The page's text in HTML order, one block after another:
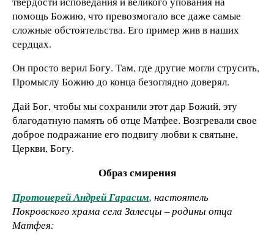
помощь Божию, что превозмогало все даже самые
сложные обстоятельства. Его пример жив в наших
сердцах.
Он просто верил Богу. Там, где другие могли струсить,
Промыслу Божию до конца безоглядно доверял.
Дай Бог, чтобы мы сохранили этот дар Божий, эту
благодатную память об отце Матфее. Возгревали свое
доброе подражание его подвигу любви к святыне,
Церкви, Богу.
Образ смирения
Протоиерей Андрей Гарасим, настоятель
Покровского храма села Залесцы – родины отца
Матфея: